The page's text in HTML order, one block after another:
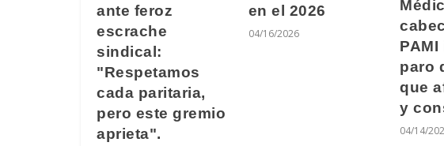
ante feroz
escrache
sindical:
"Respetamos
cada paritaria,
pero este gremio
aprieta".
en el 2026
04/16/2026
paro
que
y
04/14/